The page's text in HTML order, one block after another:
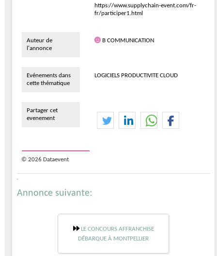
https://www.supplychain-event.com/fr-
fr/participer1.html
Auteur de
l'annonce
B COMMUNICATION
Evénements dans
cette thématique
LOGICIELS PRODUCTIVITE CLOUD
Partager cet
evenement
© 2026 Dataevent
Annonce suivante:
LE CONCOURS AFFRANCHISE
DÉBARQUE À MONTPELLIER